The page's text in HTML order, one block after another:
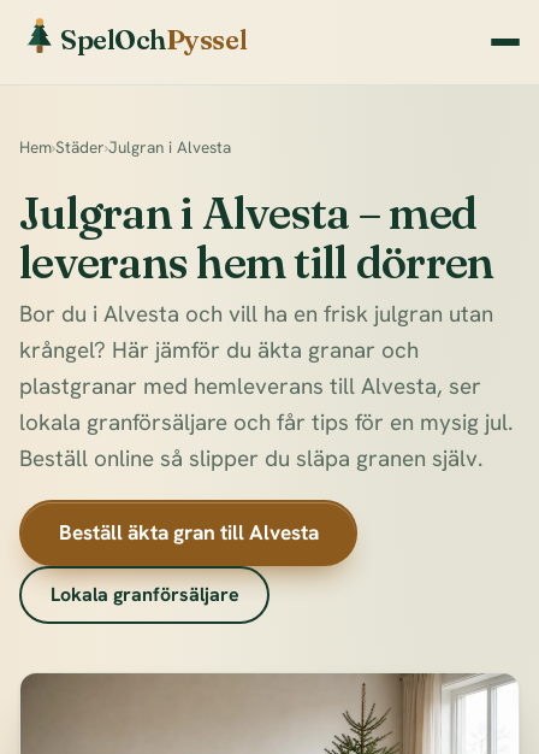
SpelOchPyssel
Hem›Städer›Julgran i Alvesta
Julgran i Alvesta – med
leverans hem till dörren
Bor du i Alvesta och vill ha en frisk julgran utan
krångel? Här jämför du äkta granar och
plastgranar med hemleverans till Alvesta, ser
lokala granförsäljare och får tips för en mysig jul.
Beställ online så slipper du släpa granen själv.
Beställ äkta gran till Alvesta
Lokala granförsäljare